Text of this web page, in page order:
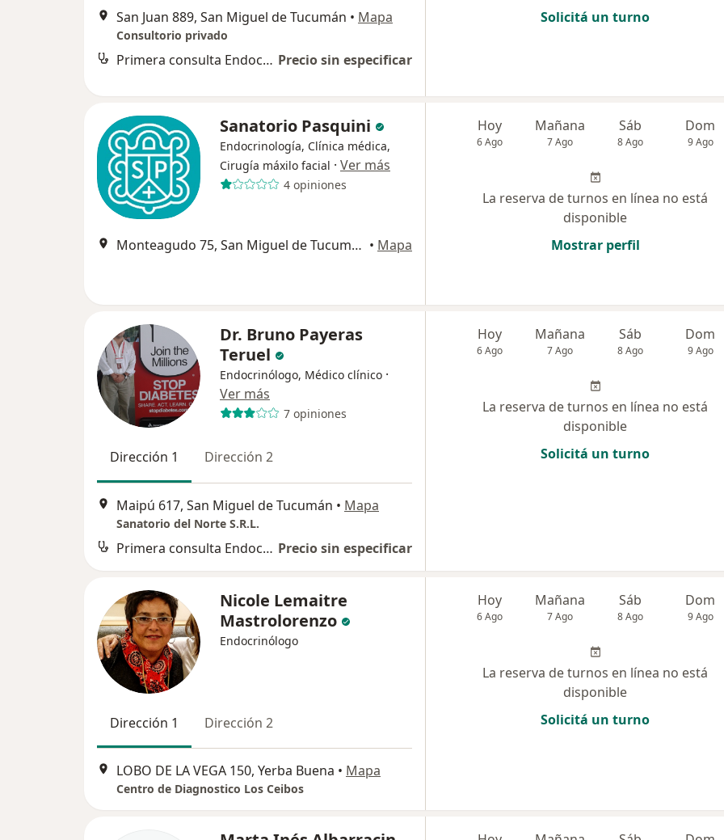
San Juan 889, San Miguel de Tucumán • Mapa
Consultorio privado
Primera consulta Endocrinología Precio sin especificar
Solicitá un turno
Sanatorio Pasquini
Endocrinología, Clínica médica,
Cirugía máxilo facial · Ver más
4 opiniones
Monteagudo 75, San Miguel de Tucumán • Mapa
Hoy
6 Ago
Mañana
7 Ago
Sáb
8 Ago
Dom
9 Ago
La reserva de turnos en línea no está
disponible
Mostrar perfil
Dr. Bruno Payeras
Teruel
Endocrinólogo, Médico clínico ·
Ver más
7 opiniones
Dirección 1 Dirección 2
Maipú 617, San Miguel de Tucumán • Mapa
Sanatorio del Norte S.R.L.
Primera consulta Endocrinología Precio sin especificar
Hoy
6 Ago
Mañana
7 Ago
Sáb
8 Ago
Dom
9 Ago
La reserva de turnos en línea no está
disponible
Solicitá un turno
Nicole Lemaitre
Mastrolorenzo
Endocrinólogo
Dirección 1 Dirección 2
LOBO DE LA VEGA 150, Yerba Buena • Mapa
Centro de Diagnostico Los Ceibos
Hoy
6 Ago
Mañana
7 Ago
Sáb
8 Ago
Dom
9 Ago
La reserva de turnos en línea no está
disponible
Solicitá un turno